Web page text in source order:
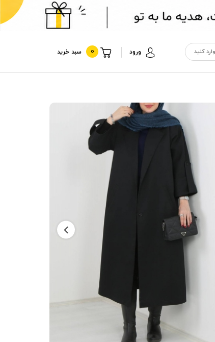
ورود 0 سبد خرید